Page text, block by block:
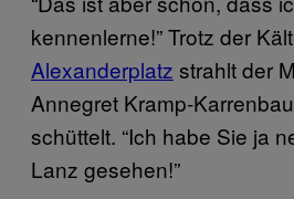
kennenlerne!” Trotz der
Alexanderplatz strahlt der
Annegret Kramp-
schüttelt. “Ich habe Sie ja
Lanz gesehen!”